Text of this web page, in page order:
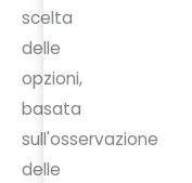
scelta
delle
opzioni,
basata
sull'osservazione
delle